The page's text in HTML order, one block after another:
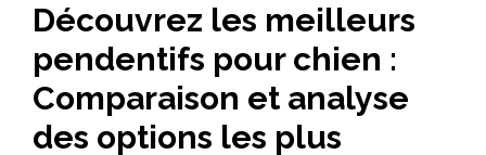
Découvrez les meilleurs
pendentifs pour chien :
Comparaison et analyse
des options les plus